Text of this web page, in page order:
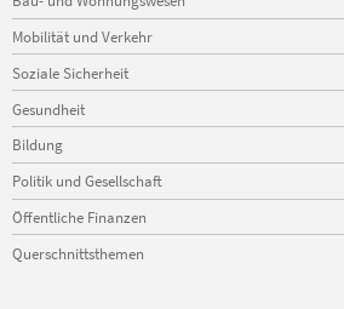
Mobilität und Verkehr
Soziale Sicherheit
Gesundheit
Bildung
Politik und Gesellschaft
Öffentliche Finanzen
Querschnittsthemen